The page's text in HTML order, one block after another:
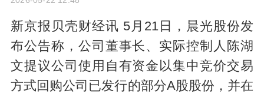
新京报贝壳财经讯 5月21日，晨光股份发
布公告称，公司董事长、实际控制人陈湖
文提议公司使用自有资金以集中竞价交易
方式回购公司已发行的部分A股股份，并在